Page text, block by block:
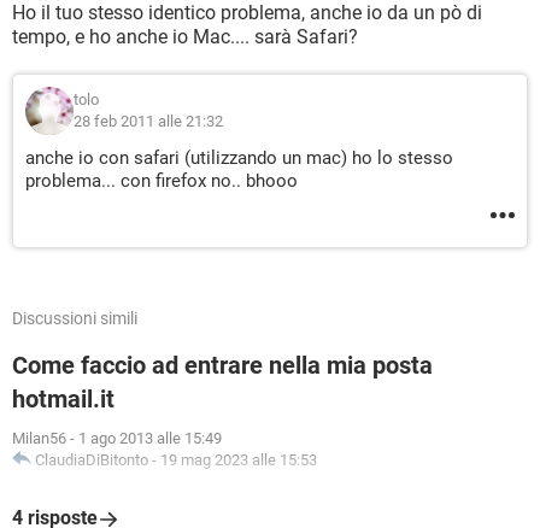
Ho il tuo stesso identico problema, anche io da un pò di
tempo, e ho anche io Mac.... sarà Safari?
tolo
28 feb 2011 alle 21:32
anche io con safari (utilizzando un mac) ho lo stesso
problema... con firefox no.. bhooo
Discussioni simili
Come faccio ad entrare nella mia posta
hotmail.it
Milan56 - 1 ago 2013 alle 15:49
ClaudiaDiBitonto - 19 mag 2023 alle 15:53
4 risposte